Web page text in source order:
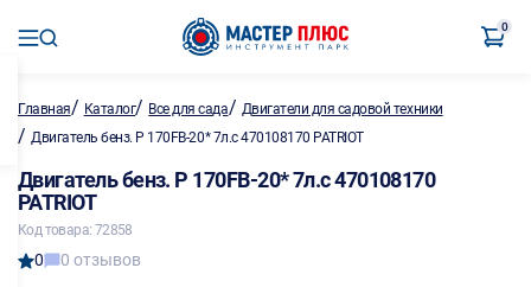
0
Главная/ Каталог/ Все для сада/ Двигатели для садовой техники
/ Двигатель бенз. P 170FB-20* 7л.с 470108170 PATRIOT
Двигатель бенз. P 170FB-20* 7л.с 470108170
PATRIOT
Код товара: 72858
0 0 отзывов